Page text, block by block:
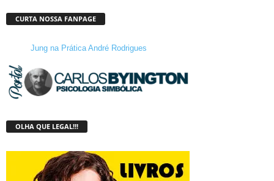
CURTA NOSSA FANPAGE
Jung na Prática André Rodrigues
OLHA QUE LEGAL!!!